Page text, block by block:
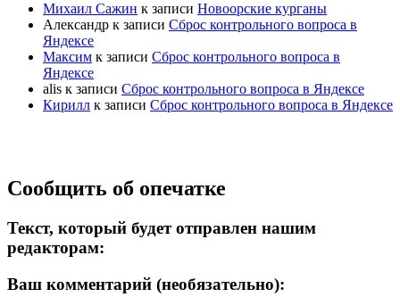
Михаил Сажин к записи Новоорские курганы
Александр к записи Сброс контрольного вопроса в
Яндексе
Максим к записи Сброс контрольного вопроса в
Яндексе
alis к записи Сброс контрольного вопроса в Яндексе
Кирилл к записи Сброс контрольного вопроса в Яндексе
Прокрутка
вверх
Сообщить об опечатке
Текст, который будет отправлен нашим
редакторам:
Ваш комментарий (необязательно):